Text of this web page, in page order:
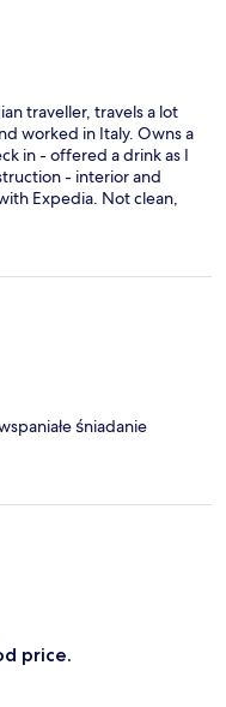
traveller, travels a lot
worked in Italy. Owns a
in - offered a drink as I
- interior and
Expedia. Not clean,
Not 24/7 reception.
because hotel
at the hotel.
areas of
to 1-2 star hotel. Hotel
to help the guest have
and Hotel
4 star. Do yourself a
stay. Bonne
śniadanie
price.